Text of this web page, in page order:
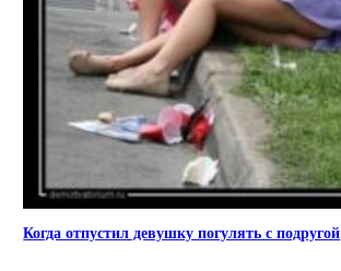
Когда отпустил девушку погулять с подругой